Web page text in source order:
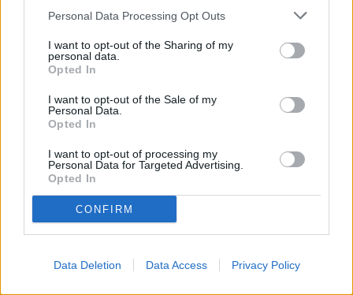
Personal Data Processing Opt Outs
I want to opt-out of the Sharing of my
personal data.
Opted In
I want to opt-out of the Sale of my
Personal Data.
Opted In
I want to opt-out of processing my
Personal Data for Targeted Advertising.
Opted In
CONFIRM
Data Deletion Data Access Privacy Policy
18.05.2025
depășește deja procentele din
primul tur și pe cele de la alegerile
prezidențiale din 2019
ALEGERI